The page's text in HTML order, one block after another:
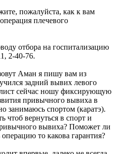
пожалуйста, как к вам
плечевого
отбора на госпитализацию
2-40-76.
Аман я пишу вам из
задний вывих левого
сейчас ношу фиксирующую
привычного вывиха в
занимаюсь спортом (каратэ).
чтоб вернуться в спорт и
вывиха? Поможет ли
то какова гарантия?